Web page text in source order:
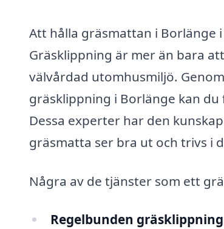
Att hålla gräsmattan i Borlänge
Gräsklippning är mer än bara
välvårdad utomhusmiljö.
gräsklippning i Borlänge kan
Dessa experter har den
gräsmatta ser bra ut och trivs i
Några av de tjänster som ett
Regelbunden